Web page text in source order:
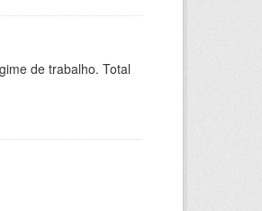
de trabalho. Total